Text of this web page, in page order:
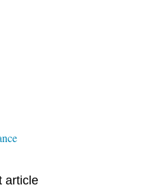
article